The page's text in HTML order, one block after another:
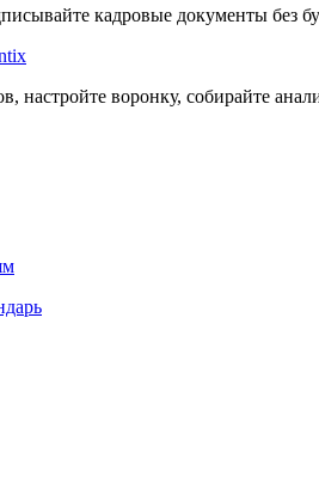
кадровые документы без
настройте воронку, собирайте